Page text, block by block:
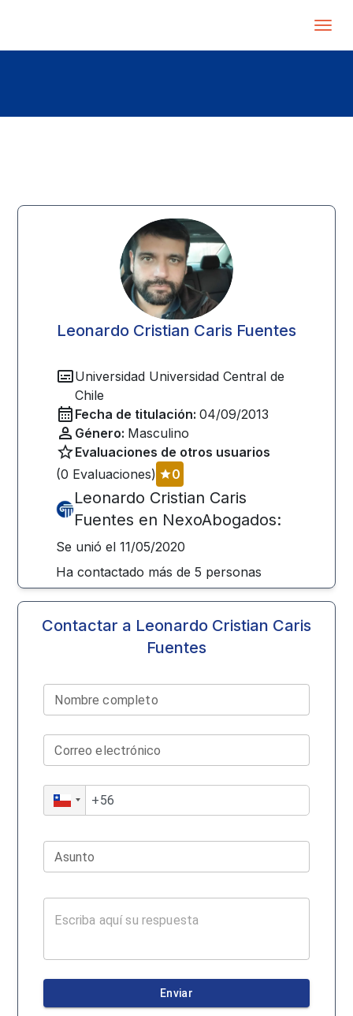
Leonardo Cristian Caris Fuentes
Universidad Universidad Central de
Chile
Fecha de titulación: 04/09/2013
Género: Masculino
Evaluaciones de otros usuarios
(0 Evaluaciones) 0
Leonardo Cristian Caris
Fuentes en NexoAbogados:
Se unió el 11/05/2020
Ha contactado más de5 personas
Contactar a Leonardo Cristian Caris
Fuentes
Nombre completo
Correo electrónico
Asunto
Enviar